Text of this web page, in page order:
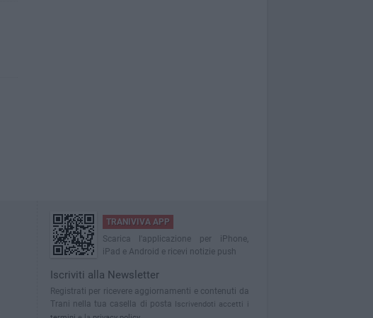
TRANIVIVA APP
Scarica l'applicazione per iPhone,
iPad e Android e ricevi notizie push
Iscriviti alla Newsletter
Registrati per ricevere aggiornamenti e contenuti da
Trani nella tua casella di posta Iscrivendoti accetti i